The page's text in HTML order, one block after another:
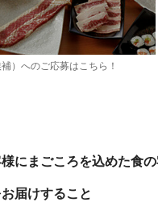
）へのご応募はこちら！
にまごころを込めた食の
届けすること